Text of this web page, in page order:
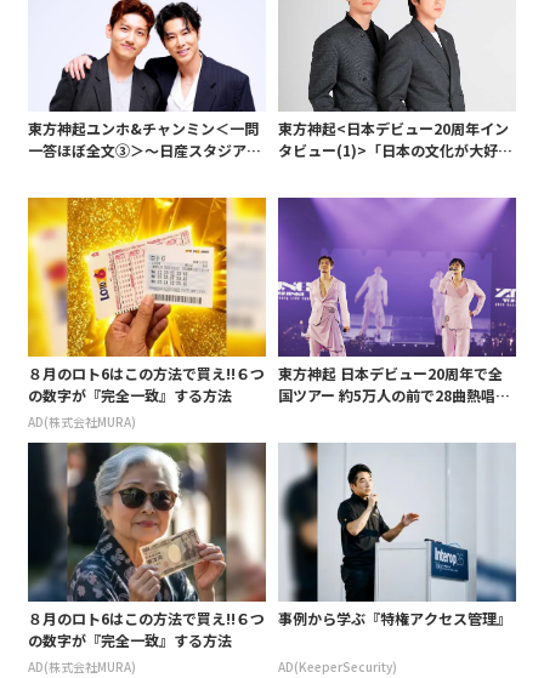
東方神起ユンホ&チャンミン＜一問
一答ほぼ全文③＞～日産スタジアム
東方神起<日本デビュー20周年イン
タビュー(1)>「日本の文化が大好き
口を揃えた東京ドーム
８月のロト6はこの方法で買え!!６つ
の数字が『完全一致』する方法
AD(株式会社MURA)
東方神起 日本デビュー20周年で全
国ツアー 約5万人の前で28曲熱唱
2人がいる」
８月のロト6はこの方法で買え!!６つ
の数字が『完全一致』する方法
AD(株式会社MURA)
事例から学ぶ『特権アクセス管理』
AD(KeeperSecurity)